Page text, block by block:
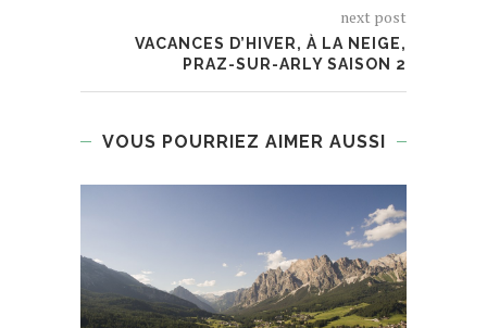
next post
VACANCES D’HIVER, À LA NEIGE,
PRAZ-SUR-ARLY SAISON 2
VOUS POURRIEZ AIMER AUSSI